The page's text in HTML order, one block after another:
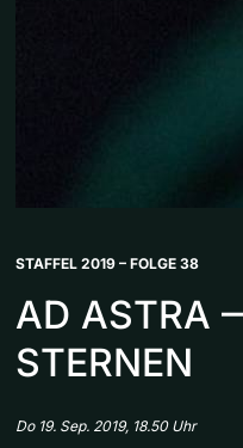
STAFFEL 2019 – FOLGE 38
AD ASTRA
STERNEN
Do 19. Sep. 2019, 18.50 Uhr